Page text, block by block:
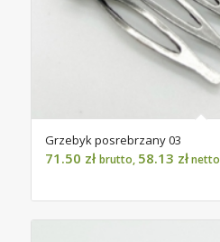
Grzebyk posrebrzany 03
71.50 zł brutto, 58.13 złnetto